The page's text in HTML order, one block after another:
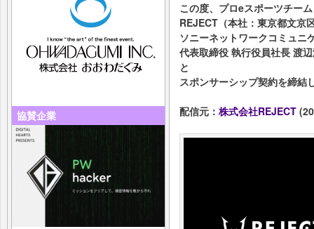
協賛企業
この度、プロeスポーツチー
REJECT（本社：東京都文京
ソニーネットワークコミュニ
代表取締役 執行役員社長 渡
と
スポンサーシップ契約を締結
配信元： 株式会社REJECT